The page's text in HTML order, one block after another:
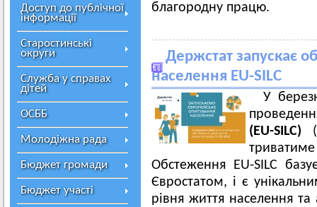
Доступ до публічної
інформації
Старостинські
округи
Служба у справах
дітей
ОСББ
Молодіжна рада
Бюджет громади
Бюджет участі
благородну працю.
Держстат запускає
населення EU-SILC
У
(EU-SILC)
Обстеження EU-SILC
Євростатом, і є
рівня життя населення та